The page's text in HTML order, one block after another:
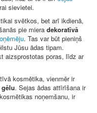
sievietei.
svētkos, bet arī ikdienā,
pie miera dekoratīvā
. Tas var būt pieniņš
Jūsu ādas tipam.
aizsprostotas poras, līdz ar
kosmētika, vienmēr ir
. Sejas ādas attīrīšana ir
noņemšanu, ir